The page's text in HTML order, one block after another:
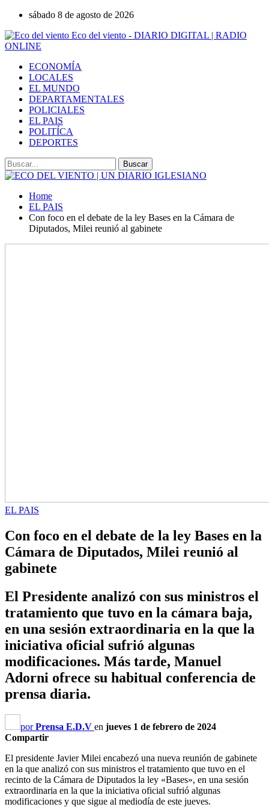
sábado 8 de agosto de 2026
Eco del viento - DIARIO DIGITAL | RADIO
ONLINE
ECONOMÍA
LOCALES
EL MUNDO
DEPARTAMENTALES
POLICIALES
EL PAIS
POLITÍCA
DEPORTES
Home
EL PAIS
Con foco en el debate de la ley Bases en la Cámara de
Diputados, Milei reunió al gabinete
EL PAIS
Con foco en el debate de la ley Bases en la
Cámara de Diputados, Milei reunió al
gabinete
El Presidente analizó con sus ministros el
tratamiento que tuvo en la cámara baja,
en una sesión extraordinaria en la que la
iniciativa oficial sufrió algunas
modificaciones. Más tarde, Manuel
Adorni ofrece su habitual conferencia de
prensa diaria.
porPrensa E.D.V en jueves 1 de febrero de 2024
Compartir
El presidente Javier Milei encabezó una nueva reunión de gabinete
en la que analizó con sus ministros el tratamiento que tuvo en el
recinto de la Cámara de Diputados la ley «Bases», en una sesión
extraordinaria en la que la iniciativa oficial sufrió algunas
modificaciones y que sigue al mediodía de este jueves.